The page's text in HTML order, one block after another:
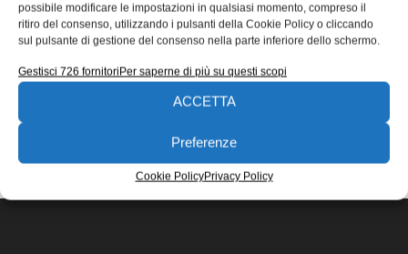
possibile modificare le impostazioni in qualsiasi momento, compreso il
ritiro del consenso, utilizzando i pulsanti della Cookie Policy o cliccando
sul pulsante di gestione del consenso nella parte inferiore dello schermo.
Gestisci 726 fornitoriPer saperne di più su questi scopi
ACCETTA
Preferenze
Cookie PolicyPrivacy Policy